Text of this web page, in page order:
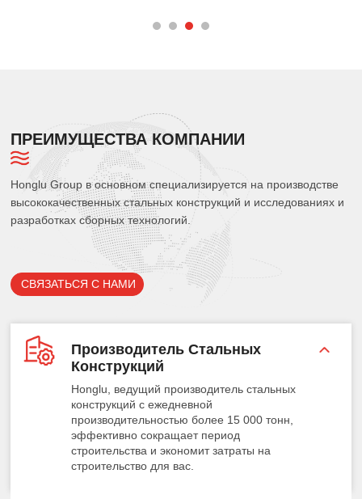
ПРЕИМУЩЕСТВА КОМПАНИИ
Honglu Group в основном специализируется на производстве
высококачественных стальных конструкций и исследованиях и
разработках сборных технологий.
СВЯЗАТЬСЯ С НАМИ
Производитель Стальных
Конструкций
Honglu, ведущий производитель стальных
конструкций с ежедневной
производительностью более 15 000 тонн,
эффективно сокращает период
строительства и экономит затраты на
строительство для вас.